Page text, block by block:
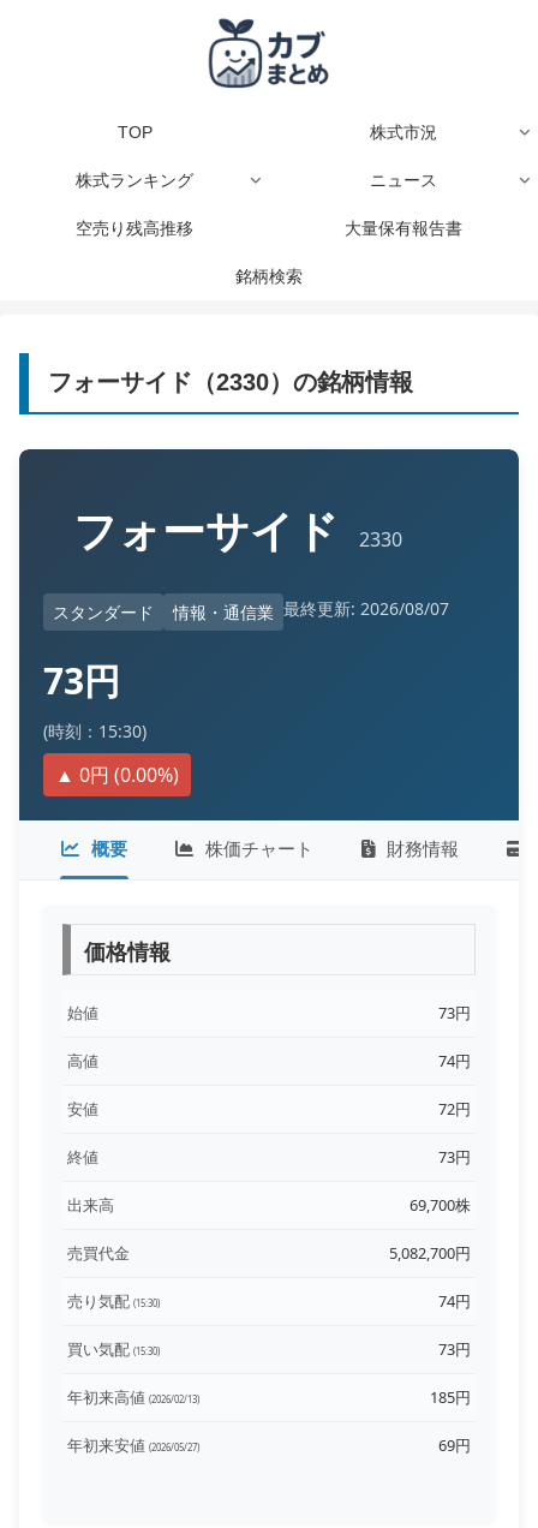
TOP 株式市況
株式ランキング ニュース
空売り残高推移 大量保有報告書
銘柄検索
フォーサイド（2330）の銘柄情報
フォーサイド 2330
スタンダード 情報・通信業 最終更新: 2026/08/07
73円
(時刻：15:30)
▲ 0円 (0.00%)
概要 株価チャート 財務情報
価格情報
始値 73円
高値 74円
安値 72円
終値 73円
出来高 69,700株
売買代金 5,082,700円
売り気配 (15:30) 74円
買い気配 (15:30) 73円
年初来高値 (2026/02/13) 185円
年初来安値 (2026/05/27) 69円